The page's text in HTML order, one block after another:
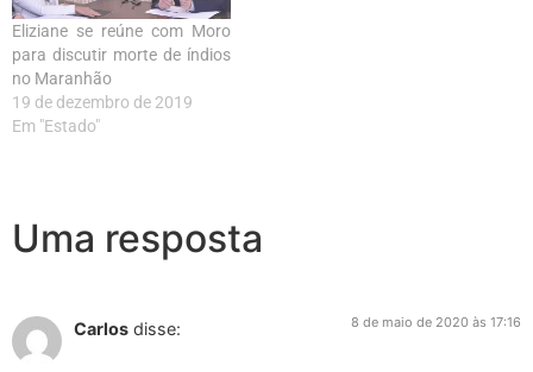
Eliziane se reúne com Moro
para discutir morte de índios
no Maranhão
19 de dezembro de 2019
Em "Estado"
Uma resposta
Carlos disse: 8 de maio de 2020 às 17:16